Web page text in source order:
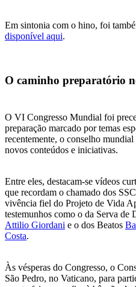
Em sintonia com o hino, foi
disponível aqui.
O caminho preparatório
O VI Congresso Mundial foi
preparação marcado por temas
recentemente, o conselho
novos conteúdos e iniciativas.
Entre eles, destacam-se vídeos
que recordam o chamado dos
vivência fiel do Projeto de Vida
testemunhos como o da Serva de
Attilio Giordani e o dos Beatos
Costa.
Às vésperas do Congresso, o
São Pedro, no Vaticano, para